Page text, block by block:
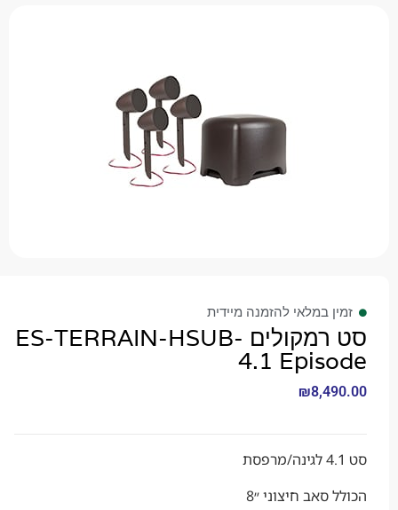
במלאי להזמנה מיידית
סט רמקולים ES-TERRAIN-HSUB-
4.1
₪
חיצוני ״8